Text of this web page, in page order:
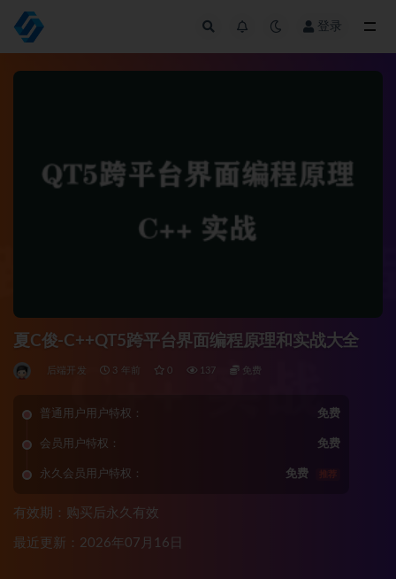
登录
夏C俊-C++QT5跨平台界面编程原理和实战大全
后端开发 3 年前 0 137 免费
普通用户用户特权： 免费
会员用户特权： 免费
永久会员用户特权： 免费 推荐
有效期：购买后永久有效
最近更新：2026年07月16日